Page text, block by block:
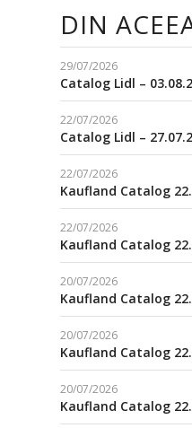
DIN
29/07/2026
Catalog Lidl –
22/07/2026
Catalog Lidl –
22/07/2026
Kaufland Catalog
22/07/2026
Kaufland Catalog
20/07/2026
Kaufland Catalog
20/07/2026
Kaufland Catalog
20/07/2026
Kaufland Catalog